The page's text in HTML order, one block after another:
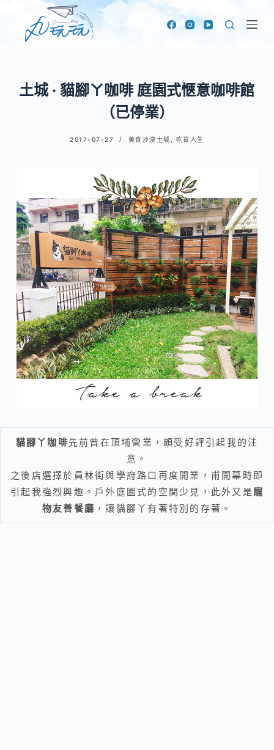
容土城 · 貓腳ㄚ咖啡 庭園式愜意咖啡館
（已停業）
2017-07-27 美食沙漠土城 吃貨人生
貓腳丫咖啡先前曾在頂埔營業，頗受好評引起我的注
意。
之後店選擇於員林街與學府路口再度開業，甫開幕時即
引起我強烈興趣。戶外庭園式的空間少見，此外又是寵
物友善餐廳 ，讓貓腳丫有著特別的存著。